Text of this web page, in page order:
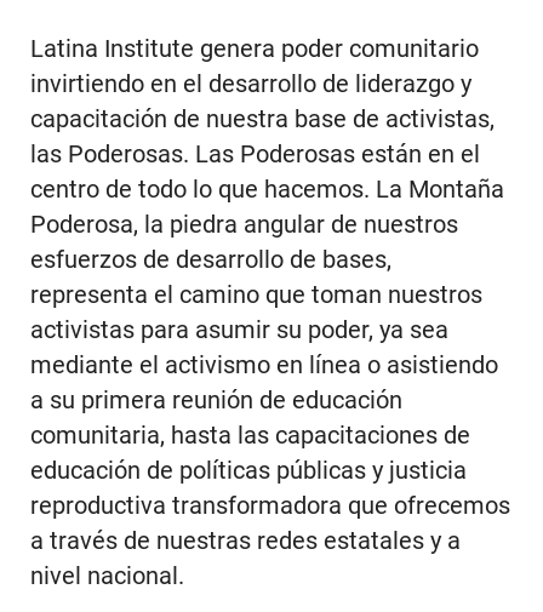
Latina Institute genera poder comunitario
invirtiendo en el desarrollo de liderazgo y
capacitación de nuestra base de activistas,
las Poderosas. Las Poderosas están en el
centro de todo lo que hacemos. La Montaña
Poderosa, la piedra angular de nuestros
esfuerzos de desarrollo de bases,
representa el camino que toman nuestros
activistas para asumir su poder, ya sea
mediante el activismo en línea o asistiendo
a su primera reunión de educación
comunitaria, hasta las capacitaciones de
educación de políticas públicas y justicia
reproductiva transformadora que ofrecemos
a través de nuestras redes estatales y a
nivel nacional.